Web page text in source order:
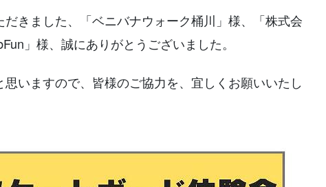
きました、「ベニバナウォーク桶川」様、「株式会
」様、誠にありがとうございました。
いますので、皆様のご協力を、宜しくお願いいたし